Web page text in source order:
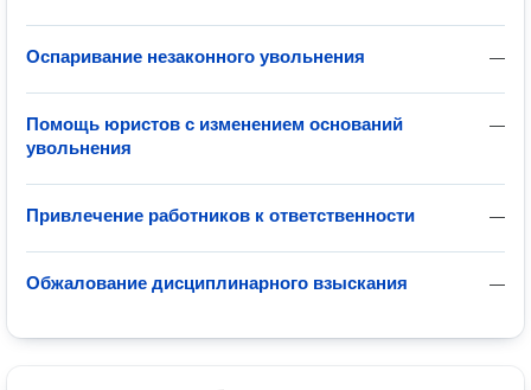
—
Оспаривание незаконного увольнения
—
Помощь юристов с изменением оснований
увольнения
—
Привлечение работников к ответственности
—
Обжалование дисциплинарного взыскания